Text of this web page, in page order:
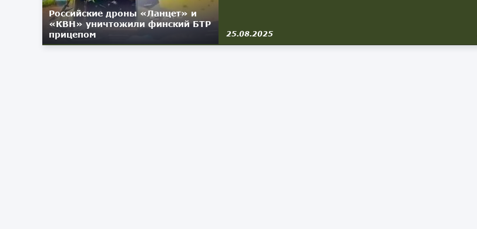
Российские дроны «Ланцет» и
«КВН» уничтожили финский БТР
прицепом
25.08.2025